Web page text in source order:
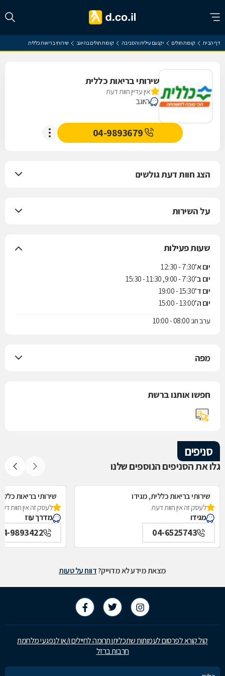
דף הבית קופות חולים יקנעם עילית והסביבה קופות חולים בהיוגב שירותי בריאות כללית
שירותי בריאות כללית
אין עדיין חוות דעת
היוגב
04-9893679
הצג חוות דעת גולשים
על השירות
שעות פעילות
יום א'7:30 - 12:30
יום ב'7:30 - 9:00, 11:30 - 15:30
יום ד'15:30 - 19:00
יום ה'13:00 - 15:00
ערב חג: 08:00 - 10:00
מפה
חפשו אותנו ברשת
סניפים
גלו את הסניפים הנוספים שלנו
שירותי בריאות כללית, מגידו
לעסק זה אין חוות דעת
מגידו
04-6525743
שירותי בריאות
לעסק זה אין חוות
מדרך עוז
9893422
מצאת מידע לא מדוייק?דווח על טעות
קול קורא לפרסום לעמותות שתכליתן תרומה לחיילים ו/או לנפגעי מלחמת
חרבות ברזל